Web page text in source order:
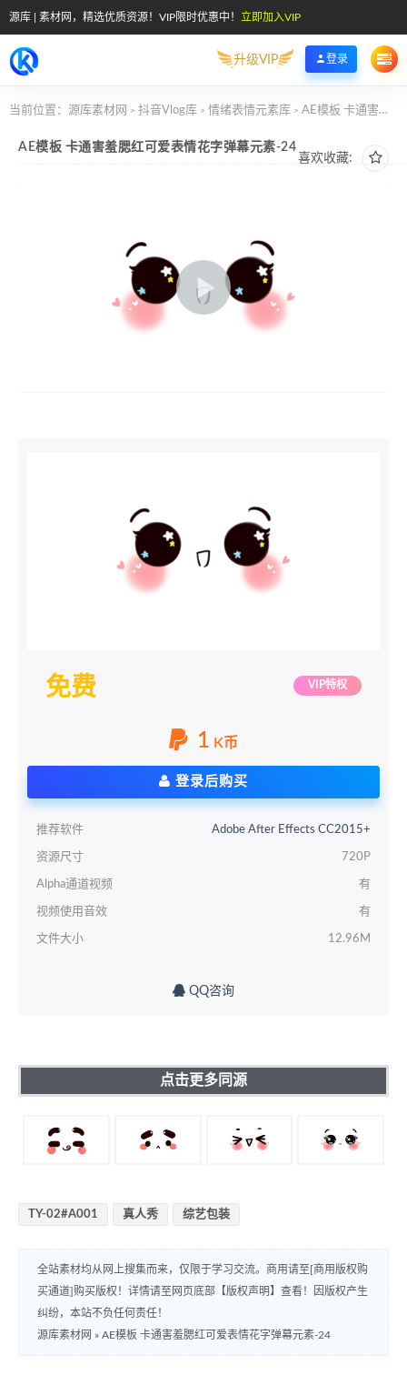
源库 | 素材网，精选优质资源！VIP限时优惠中！ 立即加入VIP
升级VIP 登录
当前位置： 源库素材网 > 抖音Vlog库 > 情绪表情元素库 > AE模板 卡通害羞腮红可爱表情花字弹幕元素-24
喜欢收藏:
AE模板 卡通害羞腮红可爱表情花字弹幕元素-24
免费 VIP特权
1 K币
登录后购买
推荐软件 Adobe After Effects CC2015+
资源尺寸 720P
Alpha通道视频 有
视频使用音效 有
文件大小 12.96M
QQ咨询
点击更多同源
TY-02#A001 真人秀 综艺包装
全站素材均从网上搜集而来，仅限于学习交流。商用请至[商用版权购
买通道]购买版权！详情请至网页底部【版权声明】查看！因版权产生
纠纷，本站不负任何责任！
源库素材网 » AE模板 卡通害羞腮红可爱表情花字弹幕元素-24